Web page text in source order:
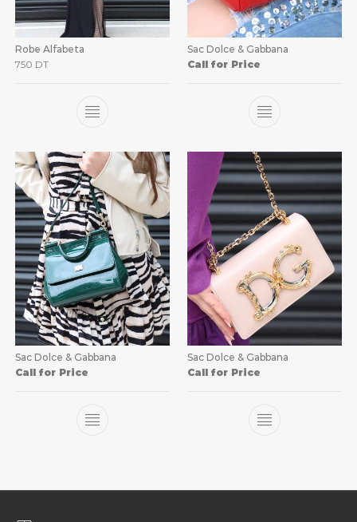
Robe Alfabeta
750 DT
Sac Dolce & Gabbana
Call for Price
Sac Dolce & Gabbana
Call for Price
Sac Dolce & Gabbana
Call for Price